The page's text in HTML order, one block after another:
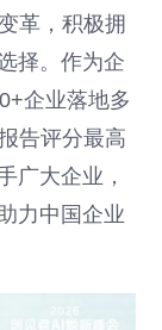
革，积极拥
择。作为企
企业落地多
告评分最高
广大企业，
力中国企业